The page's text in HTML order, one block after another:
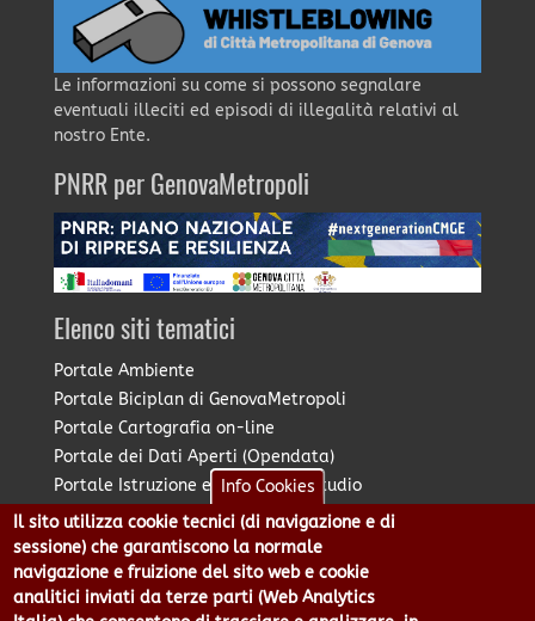
Le informazioni su come si possono segnalare
eventuali illeciti ed episodi di illegalità relativi al
nostro Ente.
PNRR per GenovaMetropoli
Elenco siti tematici
Portale Ambiente
Portale Biciplan di GenovaMetropoli
Portale Cartografia on-line
Portale dei Dati Aperti (Opendata)
Portale Istruzione e Diritto allo Studio
Portale Marketing Territoriale
Portale Piano Strategico Metropolitano
Portale PUMS di GenovaMetropoli
Portale Stazione Unica Appaltante
Info Cookies
Il sito utilizza cookie tecnici (di navigazione e di
sessione) che garantiscono la normale
navigazione e fruizione del sito web e cookie
analitici inviati da terze parti (Web Analytics